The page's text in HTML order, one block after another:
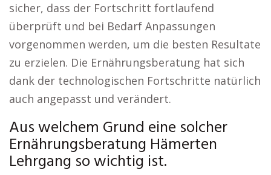
sicher, dass der Fortschritt fortlaufend
überprüft und bei Bedarf Anpassungen
vorgenommen werden, um die besten Resultate
zu erzielen. Die Ernährungsberatung hat sich
dank der technologischen Fortschritte natürlich
auch angepasst und verändert.
Aus welchem Grund eine solcher
Ernährungsberatung Hämerten
Lehrgang so wichtig ist.